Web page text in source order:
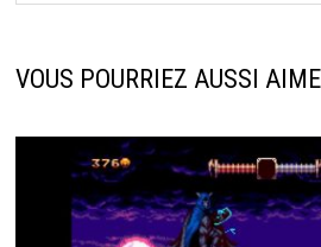
VOUS POURRIEZ AUSSI